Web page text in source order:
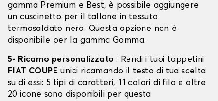
gamma Premium e Best, è possibile aggiungere
un cuscinetto per il tallone in tessuto
termosaldato nero. Questa opzione non è
disponibile per la gamma Gomma.
5- Ricamo personalizzato : Rendi i tuoi tappetini
FIAT COUPE unici ricamando il testo di tua scelta
su di essi: 5 tipi di caratteri, 11 colori di filo e oltre
20 icone sono disponibili per questa